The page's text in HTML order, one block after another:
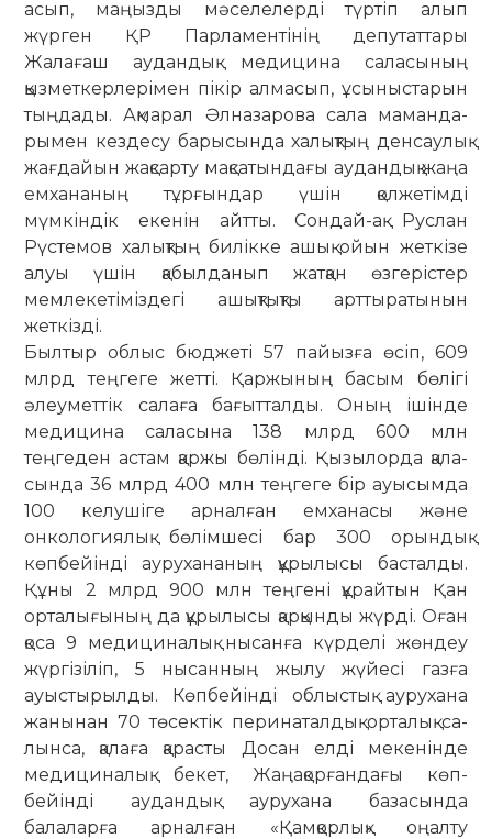
асып, маңызды мәселелерді түртіп алып
жүрген ҚР Парламентінің депутаттары
Жалағаш ау­дандық меди­цина саласының
қызметкерлерімен пікір ал­масып, ұсы­ныстарын
тыңдады. Ақмарал Әлназарова сала маман­да­
рымен кездесу барысында ха­лық­тың денсаулық
жағ­дайын жақсарту мақ­са­тын­дағы аудандық жаңа
емха­наның тұрғындар үшін қолжетімді
мүмкіндік екенін айтты. Сондай-ақ Руслан
Рүстемов халықтың билікке ашық ойын жеткізе
алуы үшін қабылданып жатқан өзгерістер
мемлекетіміздегі ашықтықты арттыратынын
жеткізді.
Былтыр облыс бюджеті 57 пайызға өсіп, 609
млрд теңгеге жетті. Қаржының басым бөлігі
әлеуметтік салаға бағытталды. Оның ішінде
медицина саласына 138 млрд 600 млн
теңгеден астам қаржы бөлінді. Қызылорда қа­ла­
сында 36 млрд 400 млн теңгеге бір ауысымда
100 келушіге арналған емханасы және
онкологиялық бөлімшесі бар 300 орындық
көпбейінді аурухананың құ­рылысы басталды.
Құны 2 млрд 900 млн теңгені құ­райтын Қан
орталығының да құрылысы қарқынды жүрді. Оған
қоса 9 медициналық нысанға күрделі жөндеу
жүр­гізіліп, 5 нысанның жылу жүйесі газға
ауыстырылды. Көп­бейінді облыстық аурухана
жанынан 70 төсектік пери­наталдық орталық са­
лынса, қалаға қарасты Досан елді мекенінде
меди­циналық бекет, Жаңақорғандағы көп­
бейінді аудан­дық аурухана базасында
балаларға ар­налған «Қам­қорлық» оңалту